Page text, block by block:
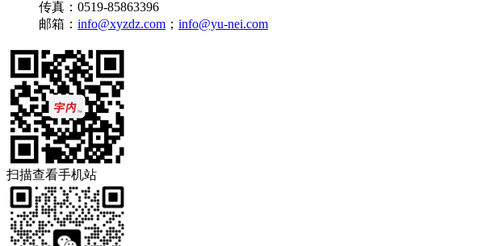
传真：0519-85863396
邮箱： info@xyzdz.com ； info@yu-nei.com
扫描查看手机站